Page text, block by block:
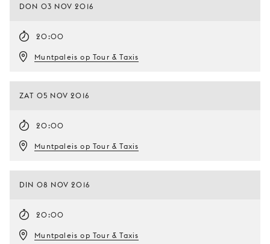
DON 03 NOV 2016
20:00
Muntpaleis op Tour & Taxis
ZAT 05 NOV 2016
20:00
Muntpaleis op Tour & Taxis
DIN 08 NOV 2016
20:00
Muntpaleis op Tour & Taxis